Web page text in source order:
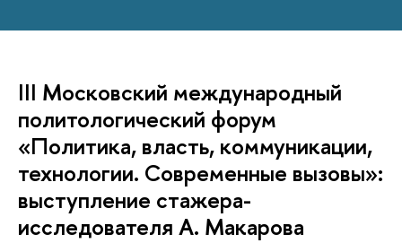
III Московский международный
политологический форум
«Политика, власть, коммуникации,
технологии. Современные вызовы»:
выступление стажера-
исследователя А. Макарова